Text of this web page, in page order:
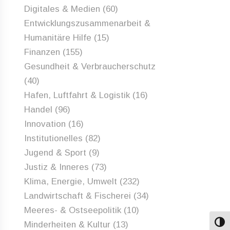
Digitales & Medien (60)
Entwicklungszusammenarbeit &
Humanitäre Hilfe (15)
Finanzen (155)
Gesundheit & Verbraucherschutz
(40)
Hafen, Luftfahrt & Logistik(16)
Handel (96)
Innovation (16)
Institutionelles (82)
Jugend & Sport (9)
Justiz & Inneres (73)
Klima, Energie, Umwelt (232)
Landwirtschaft & Fischerei (34)
Meeres- & Ostseepolitik(10)
Minderheiten & Kultur(13)